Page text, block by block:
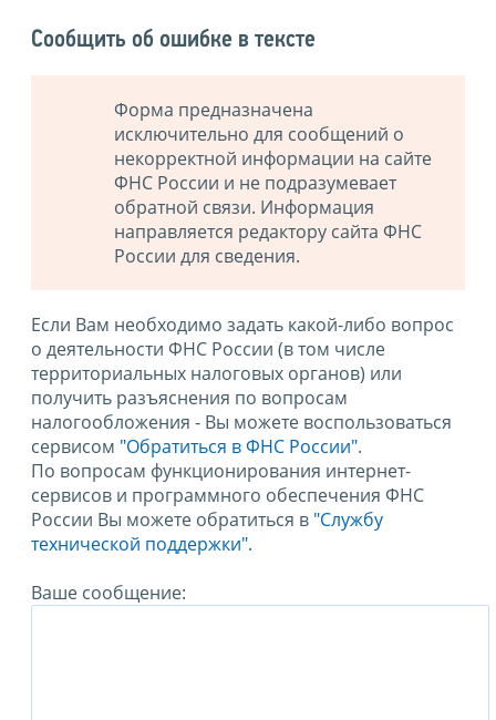
Сообщить об ошибке в тексте
Форма предназначена
исключительно для сообщений о
некорректной информации на сайте
ФНС России и не подразумевает
обратной связи. Информация
направляется редактору сайта ФНС
России для сведения.
Если Вам необходимо задать какой-либо вопрос
о деятельности ФНС России (в том числе
территориальных налоговых органов) или
получить разъяснения по вопросам
налогообложения - Вы можете воспользоваться
сервисом "Обратиться в ФНС России".
По вопросам функционирования интернет-
сервисов и программного обеспечения ФНС
России Вы можете обратиться в "Службу
технической поддержки".
Ваше сообщение: